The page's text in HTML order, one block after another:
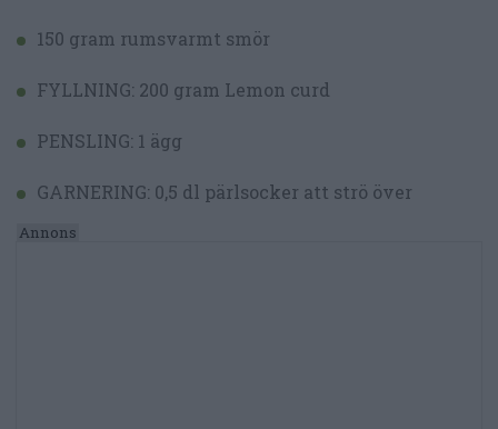
150 gram rumsvarmt smör
FYLLNING: 200 gram Lemon curd
PENSLING: 1 ägg
GARNERING: 0,5 dl pärlsocker att strö över